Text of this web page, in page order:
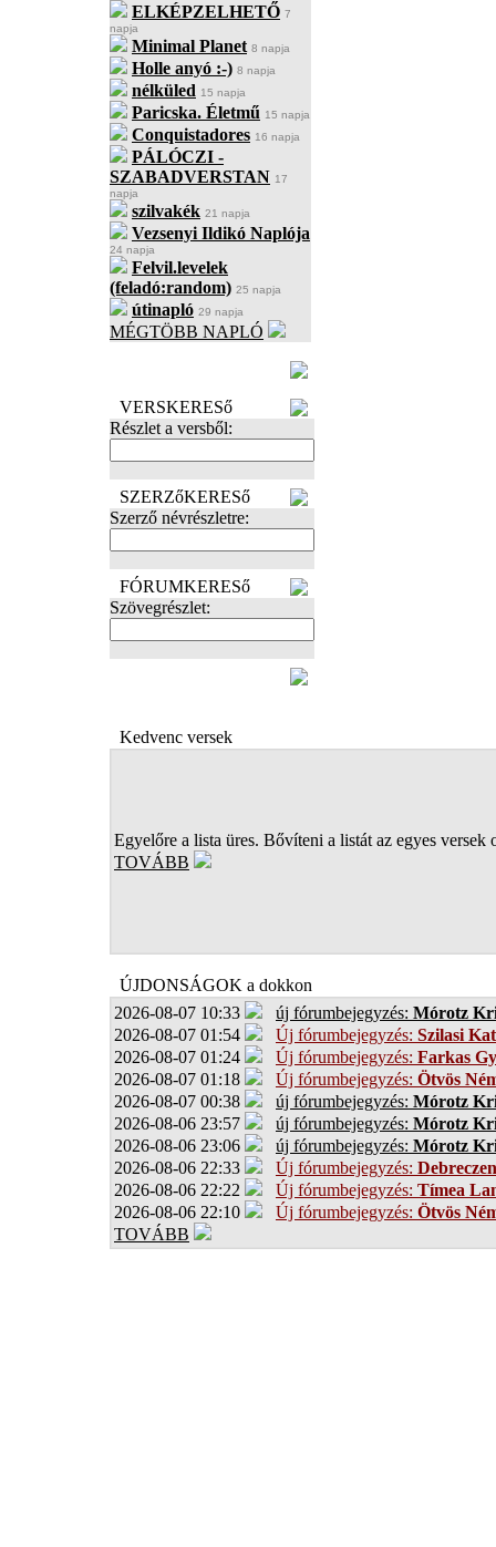
ELKÉPZELHETŐ 7
napja
Minimal Planet 8 napja
Holle anyó :-) 8 napja
nélküled 15 napja
Paricska. Életmű 15 napja
Conquistadores 16 napja
PÁLÓCZI -
SZABADVERSTAN 17
napja
szilvakék 21 napja
Vezsenyi Ildikó Naplója
24 napja
Felvil.levelek
(feladó:random) 25 napja
útinapló 29 napja
MÉGTÖBB NAPLÓ
VERSKERESő
Részlet a versből:
SZERZőKERESő
Szerző névrészletre:
FÓRUMKERESő
Szövegrészlet:
Kedvenc versek
Egyelőre a lista üres. Bővíteni a listát az egyes versek
TOVÁBB
ÚJDONSÁGOK a dokkon
2026-08-07 10:33
új fórumbejegyzés: Mórotz
2026-08-07 01:54
Új fórumbejegyzés: Szilasi
2026-08-07 01:24
Új fórumbejegyzés: Farkas
2026-08-07 01:18
Új fórumbejegyzés: Ötvös
2026-08-07 00:38
új fórumbejegyzés: Mórotz
2026-08-06 23:57
új fórumbejegyzés: Mórotz
2026-08-06 23:06
új fórumbejegyzés: Mórotz
2026-08-06 22:33
Új fórumbejegyzés:
2026-08-06 22:22
Új fórumbejegyzés: Tímea
2026-08-06 22:10
Új fórumbejegyzés: Ötvös
TOVÁBB